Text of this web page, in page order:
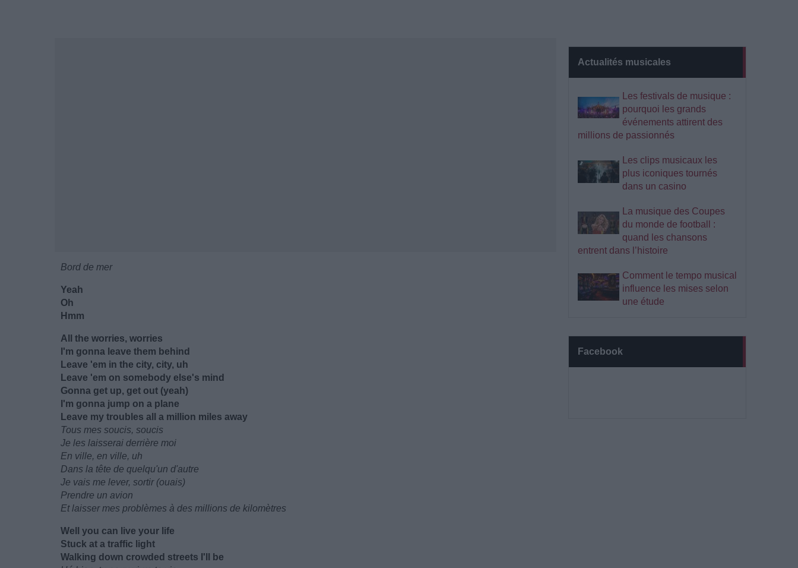
Actualités musicales
Les festivals de musique :
pourquoi les grands
événements attirent des
millions de passionnés
Les clips musicaux les
plus iconiques tournés
dans un casino
La musique des Coupes
du monde de football :
quand les chansons
entrent dans l’histoire
Comment le tempo musical
influence les mises selon
une étude
Facebook
Bord de mer
Yeah
Oh
Hmm
All the worries, worries
I'm gonna leave them behind
Leave 'em in the city, city, uh
Leave 'em on somebody else's mind
Gonna get up, get out (yeah)
I'm gonna jump on a plane
Leave my troubles all a million miles away
Tous mes soucis, soucis
Je les laisserai derrière moi
En ville, en ville, uh
Dans la tête de quelqu'un d'autre
Je vais me lever, sortir (ouais)
Prendre un avion
Et laisser mes problèmes à des millions de kilomètres
Well you can live your life
Stuck at a traffic light
Walking down crowded streets I'll be